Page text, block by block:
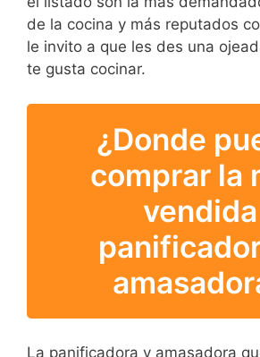
de la cocina y más reputados
le invito a que les des una
te gusta cocinar.
¿Donde
comprar la
vendida
La panificadora y amasadora